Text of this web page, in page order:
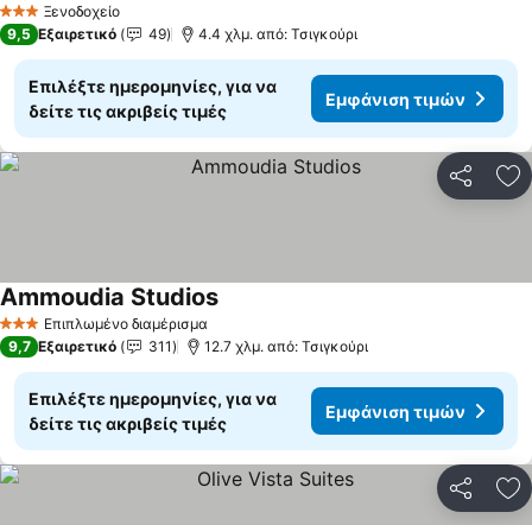
3 ΑστέριαΞενοδοχείο
9,5 Εξαιρετικό 49 4.4 χλμ. από: Τσιγκούρι
Επιλέξτε ημερομηνίες, για να
δείτε τις ακριβείς τιμές
Εμφάνιση τιμών
3 ΑστέριαΕπιπλωμένο διαμέρισμα
Ammoudia StudiosΕμφάνιση τιμών
9,7 Εξαιρετικό 311 12.7 χλμ. από: Τσιγκούρι
Επιλέξτε ημερομηνίες, για να
δείτε τις ακριβείς τιμές
Εμφάνιση τιμών